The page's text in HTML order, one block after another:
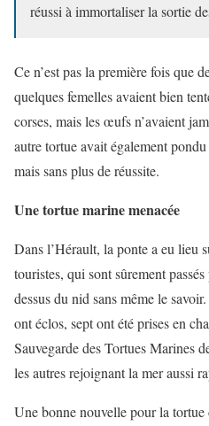
réussi à immortaliser la sortie
Ce n’est pas la première fois que
quelques femelles avaient bien
corses, mais les œufs n’avaient
autre tortue avait également
mais sans plus de réussite.
Une tortue marine menacée
Dans l’Hérault, la ponte a eu lieu
touristes, qui sont sûrement
dessus du nid sans même le
ont éclos, sept ont été prises en
Sauvegarde des Tortues Marines
les autres rejoignant la mer aussi
Une bonne nouvelle pour la